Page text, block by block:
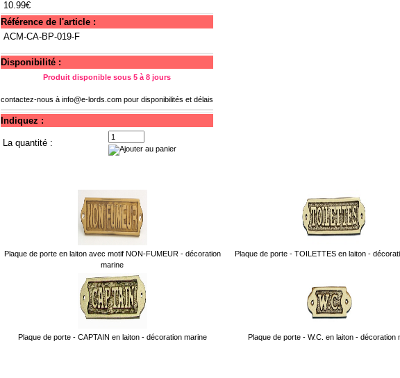
10.99€
Référence de l'article :
ACM-CA-BP-019-F
Disponibilité :
Produit disponible sous 5 à 8 jours
contactez-nous à info@e-lords.com pour disponibilités et délais
Indiquez :
La quantité :
Plaque de porte en laiton avec motif NON-FUMEUR - décoration
marine
Plaque de porte - TOILETTES en laiton -
Plaque de porte - CAPTAIN en laiton - décoration marine
Plaque de porte - W.C. en laiton - décoration